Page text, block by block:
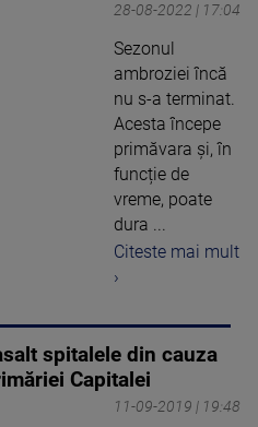
28-08-2022 | 17:04
Sezonul
ambroziei încă
nu s-a terminat.
Acesta începe
primăvara și, în
funcție de
vreme, poate
dura ...
Citeste mai mult
›
spitalele din cauza
Capitalei
11-09-2019 | 19:48